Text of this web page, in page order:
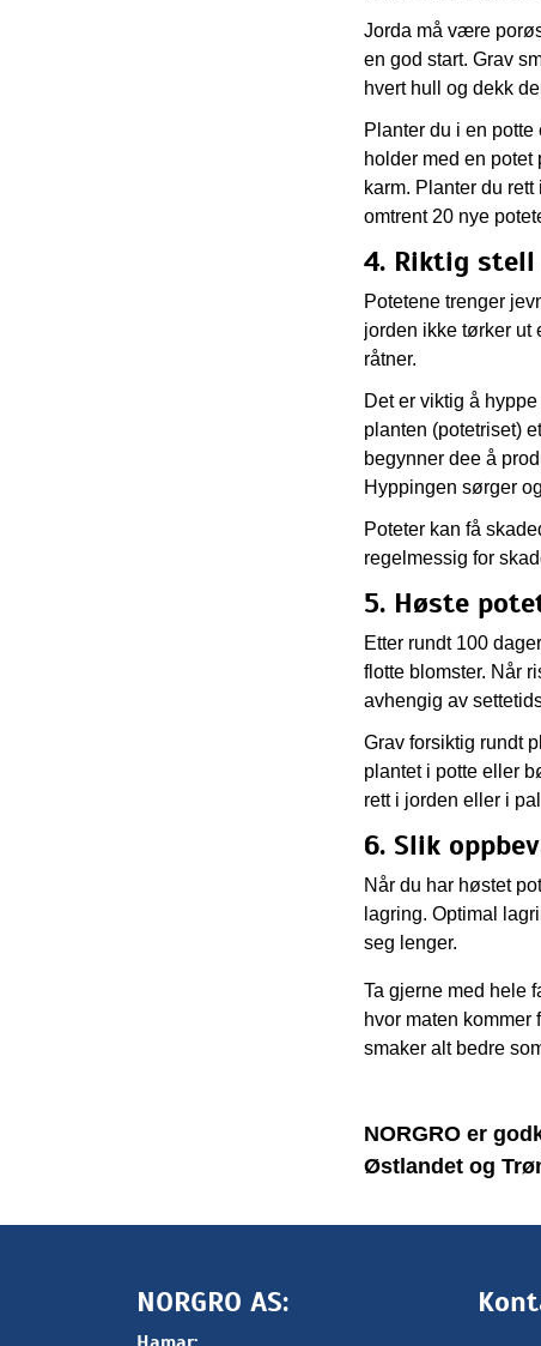
Jorda må være
en god start. Grav
hvert hull og dekk
Planter du i en
holder med en
karm. Planter du
omtrent 20 nye
4. Riktig
Potetene trenger
jorden ikke tørker ut
råtner.
Det er viktig å
planten (potetriset)
begynner dee å
Hyppingen sørger
Poteter kan få
regelmessig for
5. Høste
Etter rundt 100
flotte blomster. Når
avhengig av
Grav forsiktig rundt
plantet i potte eller
rett i jorden eller i
6. Slik
Når du har høstet
lagring. Optimal
seg lenger.
Ta gjerne med hele
hvor maten kommer
smaker alt bedre
NORGRO er
Østlandet og
NORGRO AS: